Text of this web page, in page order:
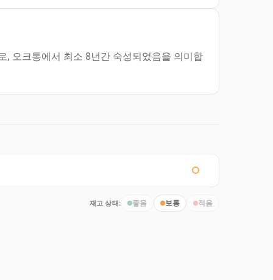
오크통에서 최소 8년간 숙성되었음을 의미합
재고 상태: 좋음 보통 적음